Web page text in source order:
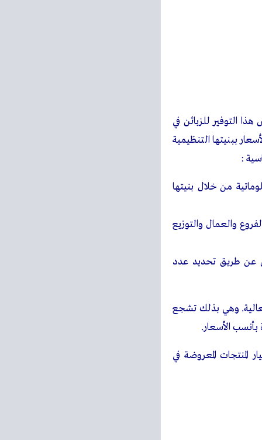
التوفير للزبائن في
ببنيتها التنظيمية
:
من خلال بنيتها
والعمال والتوزيع
عن طريق تحديد عدد
وهي بذلك تشجع
بأنسب الأسعار.
المنتجات المعروضة في